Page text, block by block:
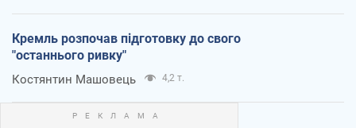
Кремль розпочав підготовку до свого
"останнього ривку"
Костянтин Машовець 4,2 т.